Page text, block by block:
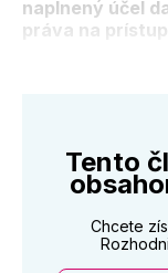
naplnený účel
práva na prístup
Tento
Chcete